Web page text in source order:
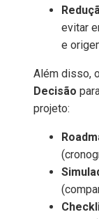
evitar
e
Além disso,
Decisão
projeto: